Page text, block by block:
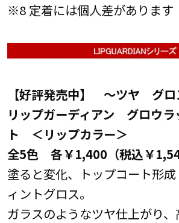
※8 定着には個人差があります
【好評発売中】 ～ツヤ グロ
リップガーディアン グロウラ
ト ＜リップカラー＞
全5色 各￥1,400（税込￥
塗ると変化、トップコート形
ィントグロス。
ガラスのようなツヤ仕上がり